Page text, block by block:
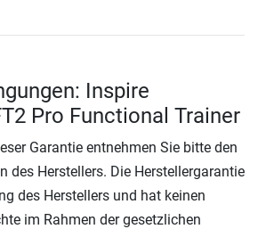
Inspire
Pro Functional Trainer
Garantie entnehmen Sie bitte den
des Herstellers. Die Herstellergarantie
des Herstellers und hat keinen
im Rahmen der gesetzlichen